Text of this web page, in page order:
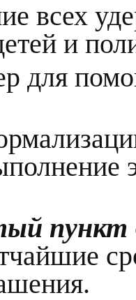
всех
и
для
пункт